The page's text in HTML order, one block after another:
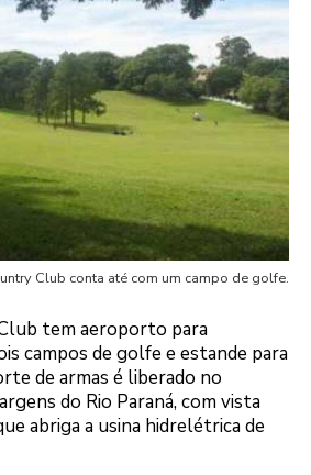
Club conta até com um campo de golfe.
tem aeroporto para
campos de golfe e estande para
de armas é liberado no
do Rio Paraná, com vista
abriga a usina hidrelétrica de